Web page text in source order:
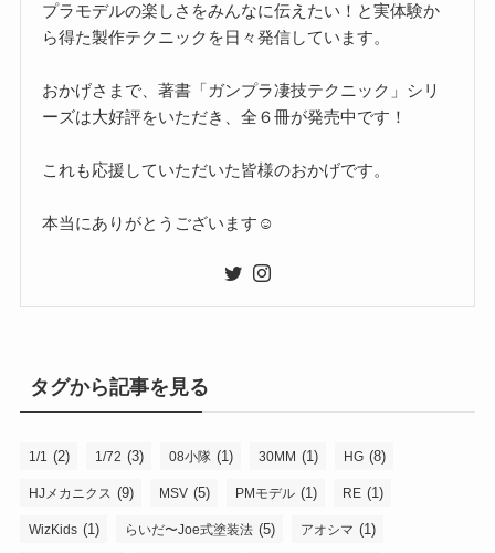
プラモデルの楽しさをみんなに伝えたい！と実体験か
ら得た製作テクニックを日々発信しています。
おかげさまで、著書「ガンプラ凄技テクニック」シリ
ーズは大好評をいただき、全６冊が発売中です！
これも応援していただいた皆様のおかげです。
本当にありがとうございます☺
タグから記事を見る
1/1 (2) 1/72 (3) 08小隊 (1) 30MM (1) HG (8)
HJメカニクス (9) MSV (5) PMモデル (1) RE (1)
WizKids (1) らいだ〜Joe式塗装法 (5) アオシマ (1)